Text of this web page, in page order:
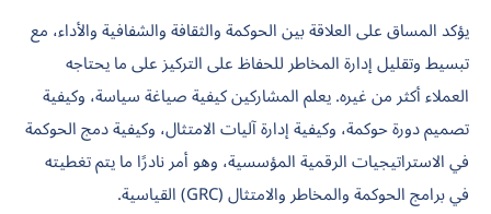
يؤكد المساق على العلاقة بين الحوكمة والثقافة والشفافية والأداء، مع
تبسيط وتقليل إدارة المخاطر للحفاظ على التركيز على ما يحتاجه
العملاء أكثر من غيره. يعلم المشاركينكيفية صياغة سياسة، وكيفية
تصميم دورة حوكمة، وكيفية إدارة آليات الامتثال،وكيفية دمج الحوكمة
في الاستراتيجيات الرقمية المؤسسية، وهو أمر نادرًا ما يتم تغطيته
في برامج الحوكمة والمخاطر والامتثال (GRC) القياسية.